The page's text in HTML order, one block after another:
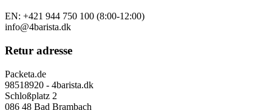
EN: +421 944 750 100 (8:00-12:00)
info@4barista.dk
Retur adresse
Packeta.de
98518920 - 4barista.dk
Schloßplatz 2
086 48 Bad Brambach